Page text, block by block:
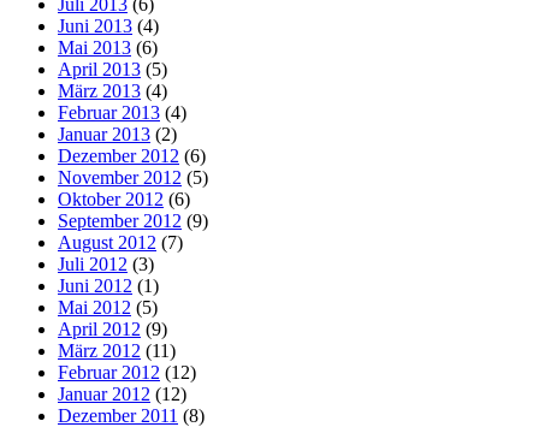
Juni 2013 (4)
Mai 2013 (6)
April 2013 (5)
März 2013 (4)
Februar 2013 (4)
Januar 2013 (2)
Dezember 2012 (6)
November 2012 (5)
Oktober 2012 (6)
September 2012 (9)
August 2012 (7)
Juli 2012 (3)
Juni 2012 (1)
Mai 2012 (5)
April 2012 (9)
März 2012 (11)
Februar 2012 (12)
Januar 2012 (12)
Dezember 2011 (8)